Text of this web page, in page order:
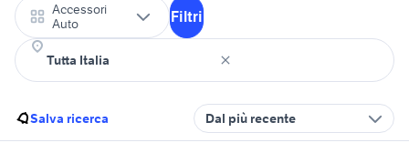
Accessori
Auto
Filtri
Salva ricerca Dal più recente